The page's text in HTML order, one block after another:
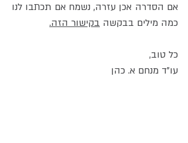
אם הסדרה אכן עזרה, נשמח אם תכתבו לנו
כמה מילים בבקשה בקישור הזה.
כל טוב,
עו"ד מנחם א. כהן